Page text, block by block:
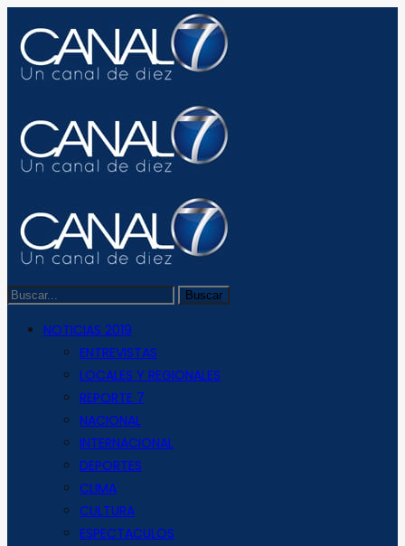
NOTICIAS 2019
ENTREVISTAS
LOCALES Y REGIONALES
REPORTE 7
NACIONAL
INTERNACIONAL
DEPORTES
CLIMA
CULTURA
ESPECTACULOS